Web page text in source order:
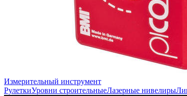
Измерительный инструмент
РулеткиУровни строительныеЛазерные нивелиры